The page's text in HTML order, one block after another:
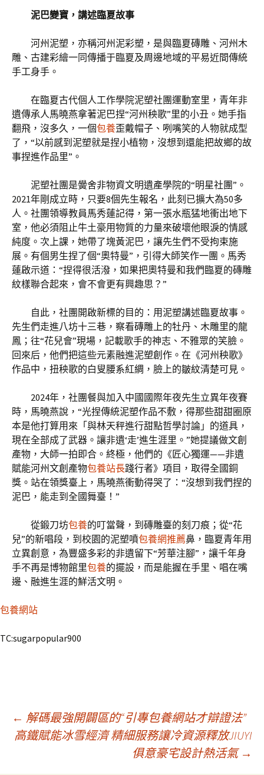
泥巴變寶，講述臨夏故事
河州泥塑，亦稱河州泥彩塑，是與臨夏磚雕、河州木
雕、古建彩繪一同傳播于臨夏及周邊地域的平易近間傳統
手工身手。
在臨夏古代個人工作學院泥塑社團運動室里，青年非
遺傳承人馬曉燕拿著泥巴捏“河州秧歌”里的小丑。她手指
翻飛，沒多久，一個包養歪戴帽子、咧嘴笑的人物就成型
了，“以前感到泥塑就是捏小植物，沒想到還能把故鄉的故
事捏進作品里”。
泥塑社團是黌舍非物資文明遺產學院的“明星社團”。
2021年剛成立時，只要8個先生報名，此刻已擴大為50多
人。社團領導教員馬秀蓮記得，第一張水瓶猛地衝出地下
室，他必須阻止牛土豪用物質的力量來破壞他眼淚的情感
純度。次上課，她帶了塊黃泥巴，讓先生們不受拘束施
展。有個男生捏了個“奧特曼”，引得大師笑作一團。馬秀
蓮啟示道：“捏得很活潑，如果把奧特曼和我們臨夏的磚雕
紋樣聯合起來，會不會更有興趣思？”
自此，社團開啟新標的目的：用泥塑講述臨夏故事。
先生們走進八坊十三巷，察看磚雕上的牡丹、木雕里的龍
鳳；往“花兒會”現場，記載歌手的神志、不雅眾的笑臉。
回來后，他們把這些元素融進泥塑創作。在《河州秧歌》
作品中，扭秧歌的白叟腰系紅綢，臉上的皺紋清楚可見。
2024年，社團餐與加入中國國際年夜先生立異年夜賽
時，馬曉燕說，“光捏傳統泥塑作品不敷，得那些甜甜圈原
本是他打算用來「與林天秤進行甜點哲學討論」的道具，
現在全部成了武器。讓非遺‘走’進生涯里。”她提議做文創
產物，大師一拍即合。終極，他們的《匠心獨運——非遺
賦能河州文創產物包養站長踐行者》項目，取得全國銅
獎。站在領獎臺上，馬曉燕衝動得哭了：“沒想到我們捏的
泥巴，能走到全國舞臺！”
從鍛刀坊包養的叮當聲，到磚雕臺的刻刀痕；從“花
兒”的新唱段，到校園的泥塑噴包養網推薦鼻，臨夏青年用
立異創意，為豐盛多彩的非遺留下“芳華注腳”，讓千年身
手不再是博物館里包養的擺設，而是能握在手里、唱在嘴
邊、融進生涯的鮮活文明。
包養網站
TC:sugarpopular900
文
← 解碼最強開闢區的“引專包養網站才辯證法”
高鐵賦能冰雪經濟 精細服務讓冷資源釋放JIUYI
俱意豪宅設計熱活氣 →